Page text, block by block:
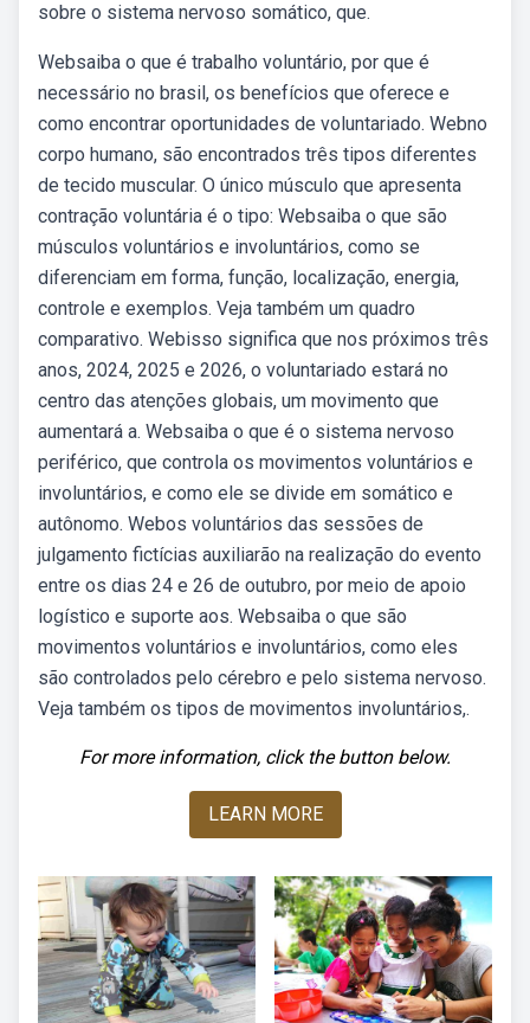
sobre o sistema nervoso somático, que.
Websaiba o que é trabalho voluntário, por que é
necessário no brasil, os benefícios que oferece e
como encontrar oportunidades de voluntariado. Webno
corpo humano, são encontrados três tipos diferentes
de tecido muscular. O único músculo que apresenta
contração voluntária é o tipo: Websaiba o que são
músculos voluntários e involuntários, como se
diferenciam em forma, função, localização, energia,
controle e exemplos. Veja também um quadro
comparativo. Webisso significa que nos próximos três
anos, 2024, 2025 e 2026, o voluntariado estará no
centro das atenções globais, um movimento que
aumentará a. Websaiba o que é o sistema nervoso
periférico, que controla os movimentos voluntários e
involuntários, e como ele se divide em somático e
autônomo. Webos voluntários das sessões de
julgamento fictícias auxiliarão na realização do evento
entre os dias 24 e 26 de outubro, por meio de apoio
logístico e suporte aos. Websaiba o que são
movimentos voluntários e involuntários, como eles
são controlados pelo cérebro e pelo sistema nervoso.
Veja também os tipos de movimentos involuntários,.
For more information, click the button below.
LEARN MORE